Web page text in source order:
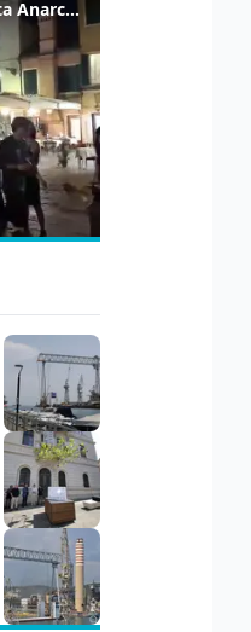
Venezia omaggia Guccini con una Cantata Anarchica in campo Santa Margherita